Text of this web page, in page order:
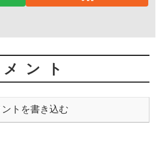
ント
ントを書き込む